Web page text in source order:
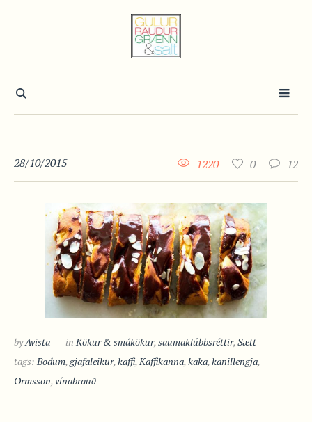
28/10/2015 12
0
1220
byAvista in Kökur & smákökur, saumaklúbbsréttir, Sætt
tags: Bodum, gjafaleikur, kaffi, Kaffikanna, kaka, kanillengja,
Ormsson, vínabrauð